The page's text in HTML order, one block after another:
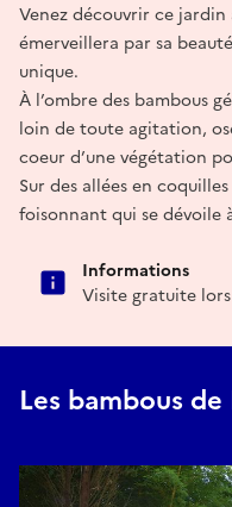
Venez découvrir ce
émerveillera par sa
unique.
À l’ombre des bambous
loin de toute agitation,
coeur d’une végétation
Sur des allées en
foisonnant qui se dévoile
Informations
Visite gratuite
Les bambous